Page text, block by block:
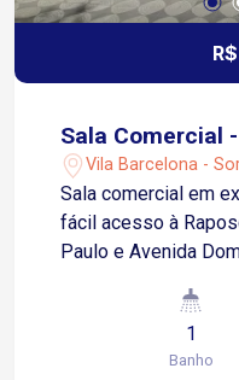
Sala Comercial
Vila Barcelona -
Sala comercial em
fácil acesso à
Paulo e Avenida Dom
possui
escritório ou
compartilhada,
1
Banho